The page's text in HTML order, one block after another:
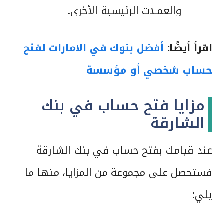
والعملات الرئيسية الأخرى.
اقرأ أيضًا: أفضل بنوك في الامارات لفتح
حساب شخصي أو مؤسسة
مزايا فتح حساب في بنك
الشارقة
عند قيامك بفتح حساب في بنك الشارقة
فستحصل على مجموعة من المزايا، منها ما
يلي: